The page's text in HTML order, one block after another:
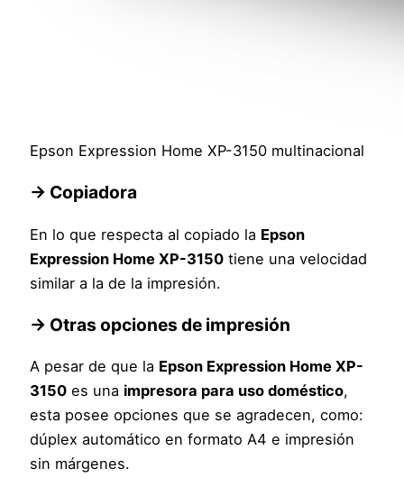
Epson Expression Home XP-3150 multinacional
→ Copiadora
En lo que respecta al copiado la Epson
Expression Home XP-3150 tiene una velocidad
similar a la de la impresión.
→ Otras opciones de impresión
A pesar de que la Epson Expression Home XP-
3150 es una impresora para uso doméstico,
esta posee opciones que se agradecen, como:
dúplex automático en formato A4 e impresión
sin márgenes.